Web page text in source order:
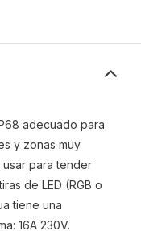
adecuado para
y zonas muy
para tender
de LED (RGB o
tiene una
16A 230V.